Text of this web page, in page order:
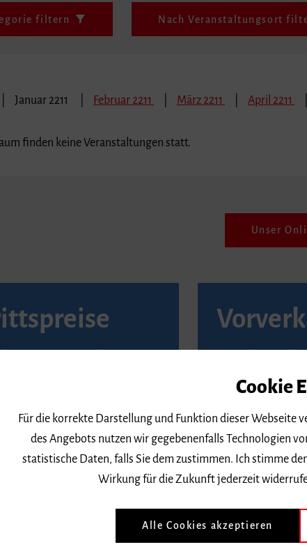
filtern Nach Veranstaltungsort
Januar 2211 Februar 2211 März 2211 April 2211
finden keine Veranstaltungen statt.
Unser
Eintrittspreise betragen
für Schülerinnen und
Studierende gegen Vorlage
Nachweises, 6 € für
Gesellschaft zur Förderung
für Musik Freiburg e. V.
des Mitgliedsausweises.
von Menschen mit
die das Merkzeichen
Seite
BZ-Kartenservice
Kaiser-Joseph-
79098 Freiburg
Telefon 0761
Cookie
Für die korrekte Darstellung und Funktion dieser
des Angebots nutzen wir gegebenenfalls Technologien
statistische Daten, falls Sie dem zustimmen. Ich stimme
Wirkung für die Zukunft jederzeit
Alle Cookies akzeptieren